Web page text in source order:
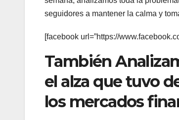
seguidores a mantener la calma y
[facebook url=”https://
También
el alza que tuvo
los mercados